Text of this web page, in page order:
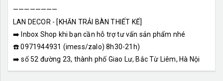
————————
LAN DECOR - [KHĂN TRẢI BÀN THIẾT KẾ]
➡️ Inbox Shop khi bạn cần hỗ trợ tư vấn sản phẩm nhé
☎️ 0971944931 (imess/zalo) 8h30-21h)
➡️ số 52 đường 23, thành phố Giao Lư, Bắc Từ Liêm, Hà Nội